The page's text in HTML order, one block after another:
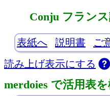
Conju フラン
表紙へ 説明書 ご
読み上げ表示にする
merdoies で活用表